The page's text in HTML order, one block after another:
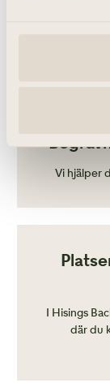
Vi hjälper
I Hisings
där du